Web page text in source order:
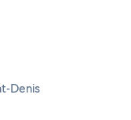
Denis